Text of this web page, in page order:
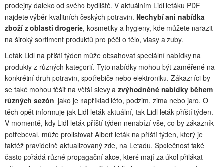
prodejny daleko od svého bydliště. V aktuálním Lidl letáku PDF
najdete výběr kvalitních českých potravin. Nechybí ani nabídka
zboží z oblasti drogerie, kosmetiky a hygieny, kde můžete narazit
na široký sortiment produktů pro péči o tělo, vlasy a zuby.
Leták Lidl na příští týden může obsahovat speciální nabídky na
produkty z různých kategorií. Tyto nabídky mohou být zaměřené na
konkrétní druh potravin, spotřebiče nebo elektroniku. Zákazníci by
se také mohou těšit na větší slevy a zvýhodněné nabídky během
různých sezón, jako je například léto, podzim, zima nebo jaro. O
těch opět informuje jak Lidl leták aktuální, tak Lidl leták příští týden.
V momentě, kdy Lidl leták příští týden nenabízí vše, co by zákazník
potřeboval, může prolistovat Albert leták na příští týden, který je
taktéž pravidelně aktualizovaný zde, na Letadu. Společnost také
často pořádá různé propagační akce, které mají za úkol přilákat